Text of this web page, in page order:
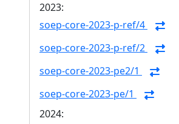
2023:
soep-core-2023-p-ref/4
soep-core-2023-p-ref/2
soep-core-2023-pe2/1
soep-core-2023-pe/1
2024: